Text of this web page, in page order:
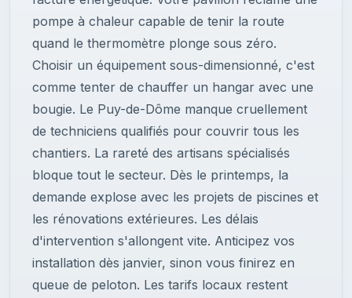
pompe à chaleur capable de tenir la route
quand le thermomètre plonge sous zéro.
Choisir un équipement sous-dimensionné, c'est
comme tenter de chauffer un hangar avec une
bougie. Le Puy-de-Dôme manque cruellement
de techniciens qualifiés pour couvrir tous les
chantiers. La rareté des artisans spécialisés
bloque tout le secteur. Dès le printemps, la
demande explose avec les projets de piscines et
les rénovations extérieures. Les délais
d'intervention s'allongent vite. Anticipez vos
installation dès janvier, sinon vous finirez en
queue de peloton. Les tarifs locaux restent